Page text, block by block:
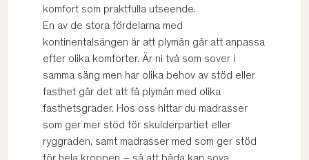
komfort som praktfulla utseende.
En av de stora fördelarna med
kontinentalsängen är att plymån går att anpassa
efter olika komforter. Är ni två som sover i
samma säng men har olika behov av stöd eller
fasthet går det att få plymån med olika
fasthetsgrader. Hos oss hittar du madrasser
som ger mer stöd för skulderpartiet eller
ryggraden, samt madrasser med som ger stöd